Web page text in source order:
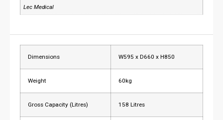
Lec Medical
Dimensions W595 x D660 x H850
Weight 60kg
Gross Capacity (Litres) 158 Litres